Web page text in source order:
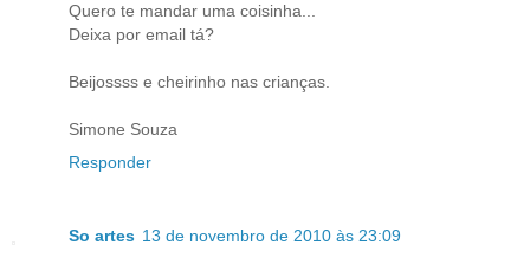
Quero te mandar uma coisinha...
Deixa por email tá?
Beijossss e cheirinho nas crianças.
Simone Souza
Responder
So artes 13 de novembro de 2010 às 23:09